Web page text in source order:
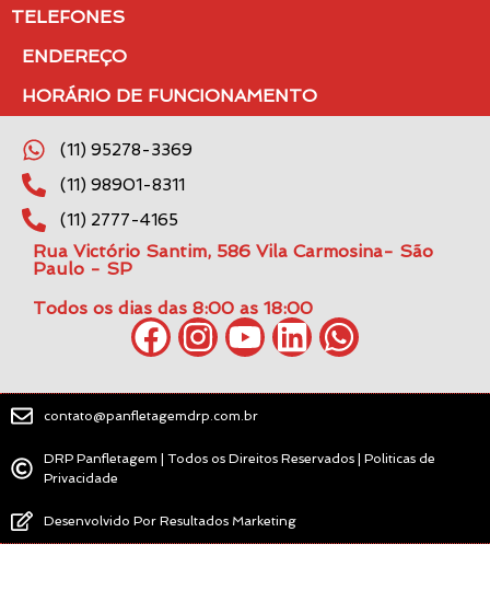
TELEFONES
ENDEREÇO
HORÁRIO DE FUNCIONAMENTO
(11) 95278-3369
(11) 98901-8311
(11) 2777-4165
Rua Victório Santim, 586 Vila Carmosina- São
Paulo - SP
Todos os dias das 8:00 as 18:00
contato@panfletagemdrp.com.br
DRP Panfletagem | Todos os Direitos Reservados | Politicas de
Privacidade
Desenvolvido Por Resultados Marketing